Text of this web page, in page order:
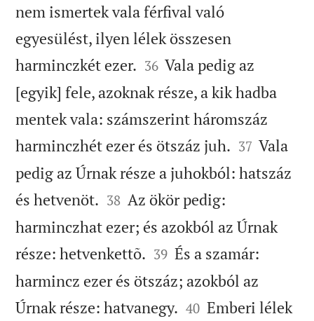
nem ismertek vala férfival való
egyesülést, ilyen lélek összesen
harminczkét ezer. 

36 Vala pedig az
[egyik] fele, azoknak része, a kik hadba
mentek vala: számszerint háromszáz
harminczhét ezer és ötszáz juh. 

37 Vala
pedig az Úrnak része a juhokból: hatszáz
és hetvenöt. 

38 Az ökör pedig:
harminczhat ezer; és azokból az Úrnak
része: hetvenkettõ. 

39 És a szamár:
harmincz ezer és ötszáz; azokból az
Úrnak része: hatvanegy. 

40 Emberi lélek